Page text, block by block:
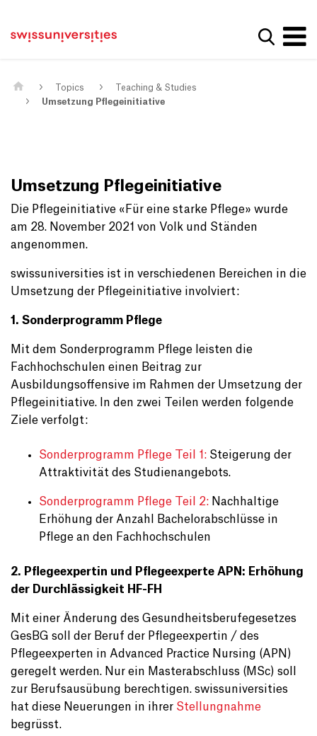
Main Navigation
Content
Meta Navigation
Show
Topics
Teaching & Studies
Umsetzung Pflegeinitiative
Umsetzung Pflegeinitiative
Die Pflegeinitiative «Für eine starke Pflege» wurde
am 28. November 2021 von Volk und Ständen
angenommen.
swissuniversities ist in verschiedenen Bereichen in die
Umsetzung der Pflegeinitiative involviert:
1. Sonderprogramm Pflege
Mit dem Sonderprogramm Pflege leisten die
Fachhochschulen einen Beitrag zur
Ausbildungsoffensive im Rahmen der Umsetzung der
Pflegeinitiative. In den zwei Teilen werden folgende
Ziele verfolgt:
Sonderprogramm Pflege Teil 1: Steigerung der
Attraktivität des Studienangebots.
Sonderprogramm Pflege Teil 2: Nachhaltige
Erhöhung der Anzahl Bachelorabschlüsse in
Pflege an den Fachhochschulen
2. Pflegeexpertin und Pflegeexperte APN: Erhöhung
der Durchlässigkeit HF-FH
Mit einer Änderung des Gesundheitsberufegesetzes
GesBG soll der Beruf der Pflegeexpertin / des
Pflegeexperten in Advanced Practice Nursing (APN)
geregelt werden. Nur ein Masterabschluss (MSc) soll
zur Berufsausübung berechtigen. swissuniversities
hat diese Neuerungen in ihrer Stellungnahme
begrüsst.